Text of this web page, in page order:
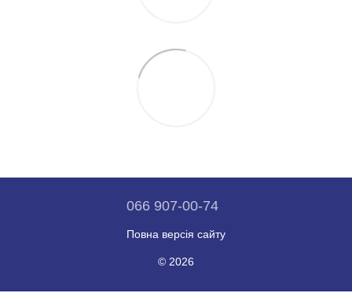
066 907-00-74
Повна версія сайту
© 2026